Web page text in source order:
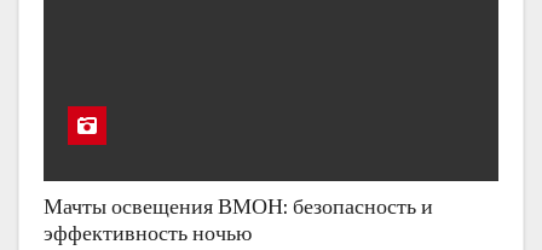
Мачты освещения ВМОН: безопасность и
эффективность ночью